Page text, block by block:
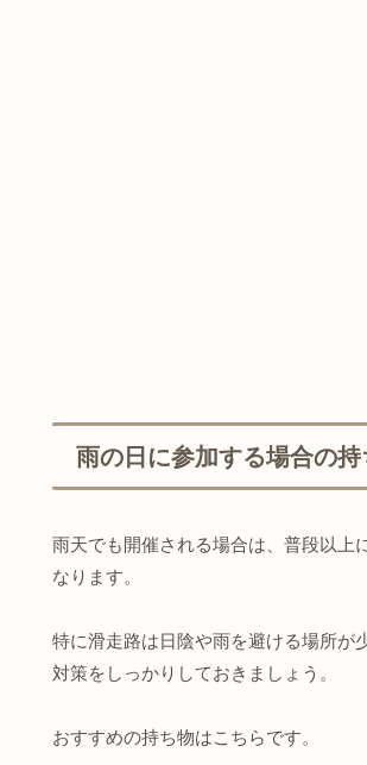
雨の日に参加する場合の持
雨天でも開催される場合は、普段以上
なります。
特に滑走路は日陰や雨を避ける場所が
対策をしっかりしておきましょう。
おすすめの持ち物はこちらです。